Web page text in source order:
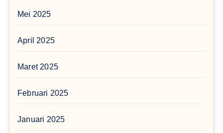
Mei 2025
April 2025
Maret 2025
Februari 2025
Januari 2025